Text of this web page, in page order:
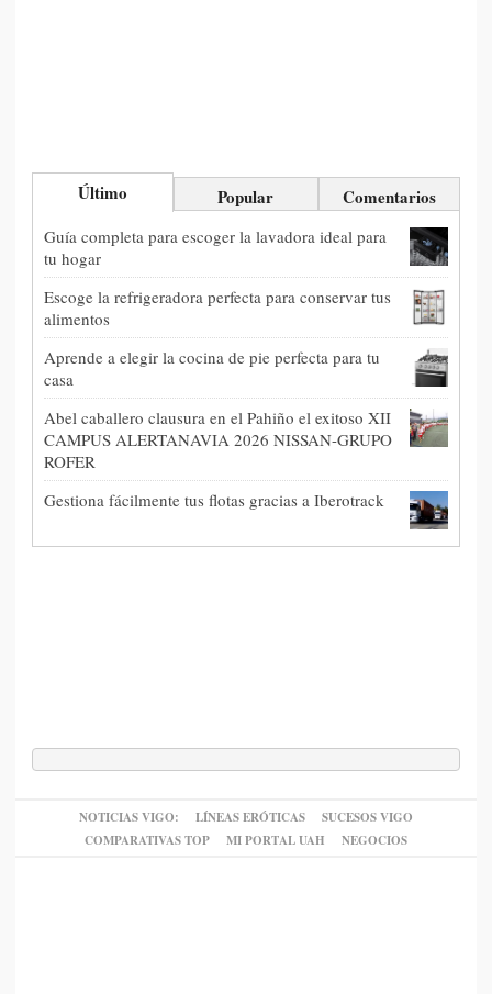
Último Popular Comentarios
Guía completa para escoger la lavadora ideal para
tu hogar
Escoge la refrigeradora perfecta para conservar tus
alimentos
Aprende a elegir la cocina de pie perfecta para tu
casa
Abel caballero clausura en el Pahiño el exitoso XII
CAMPUS ALERTANAVIA 2026 NISSAN-GRUPO
ROFER
Gestiona fácilmente tus flotas gracias a Iberotrack
NOTICIAS VIGO: LÍNEAS ERÓTICAS
SUCESOS VIGO
COMPARATIVAS TOP
MI PORTAL UAH NEGOCIOS